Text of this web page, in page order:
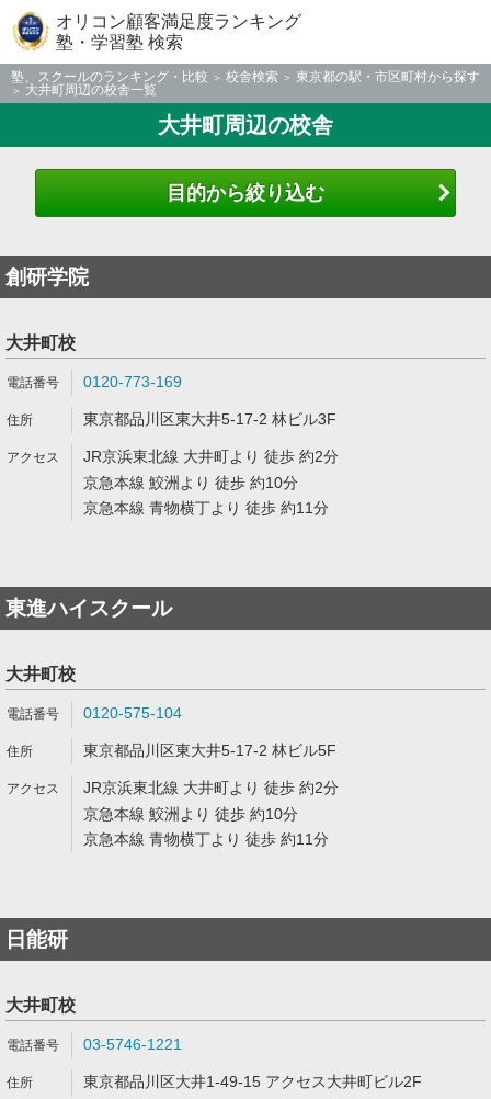
オリコン顧客満足度ランキング
塾・学習塾 検索
塾、スクールのランキング・比較 校舎検索
東京都の駅・市区町村から探す
大井町周辺の校舎一覧
大井町周辺の校舎
目的から絞り込む
創研学院
大井町校
0120-773-169
東京都品川区東大井5-17-2 林ビル3F
JR京浜東北線 大井町より 徒歩 約2分
京急本線 鮫洲より 徒歩 約10分
京急本線 青物横丁より 徒歩 約11分
東進ハイスクール
大井町校
0120-575-104
東京都品川区東大井5-17-2 林ビル5F
JR京浜東北線 大井町より 徒歩 約2分
京急本線 鮫洲より 徒歩 約10分
京急本線 青物横丁より 徒歩 約11分
日能研
大井町校
03-5746-1221
東京都品川区大井1-49-15 アクセス大井町ビル2F